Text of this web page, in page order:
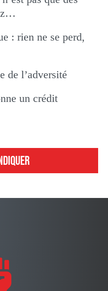
: rien ne se perd,
de l’adversité
un crédit